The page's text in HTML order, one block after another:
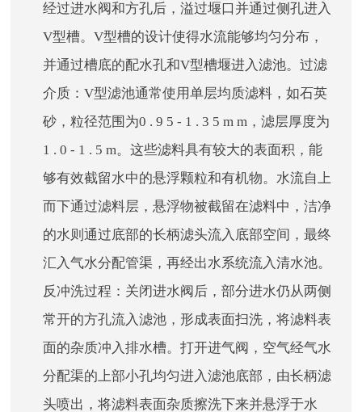
经过进水阀和方孔后，溢过堰口并通过侧孔进入
V型槽。V型槽的设计使得水流能够均匀分布，
并通过槽底的配水孔和V型槽堰进入滤池。过滤
介质：V型滤池通常使用单层均质滤料，如石英
砂，粒径范围为0 . 9 5 - 1 . 3 5 m m，滤层厚度为
1 . 0 - 1 . 5 m。这些滤料具有较大的表面积，能
够有效截留水中的悬浮颗粒和有机物。水流自上
而下通过滤料层，悬浮物被截留在滤料中，洁净
的水则通过底部的长柄滤头流入底部空间，最终
汇入气水分配管渠，再经出水系统流入清水池。
反冲洗过程：关闭进水阀后，部分进水仍从两侧
常开的方孔流入滤池，形成表面扫洗，将滤料表
面的杂质冲入排水槽。打开进气阀，空气经气水
分配渠的上部小孔均匀进入滤池底部，由长柄滤
头喷出，将滤料表面杂质擦洗下来并悬浮于水